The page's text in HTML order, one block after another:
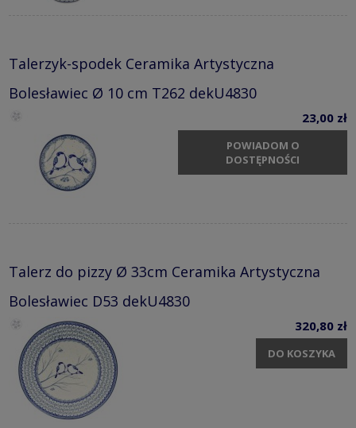
Talerzyk-spodek Ceramika Artystyczna
Bolesławiec Ø 10 cm T262 dekU4830
23,00 zł
POWIADOM O
DOSTĘPNOŚCI
Talerz do pizzy Ø 33cm Ceramika Artystyczna
Bolesławiec D53 dekU4830
320,80 zł
DO KOSZYKA